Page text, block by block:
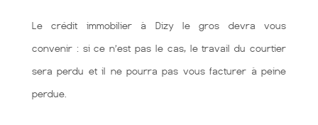
Le crédit immobilier à Dizy le gros devra vous
convenir : si ce n’est pas le cas, le travail du courtier
sera perdu et il ne pourra pas vous facturer à peine
perdue.